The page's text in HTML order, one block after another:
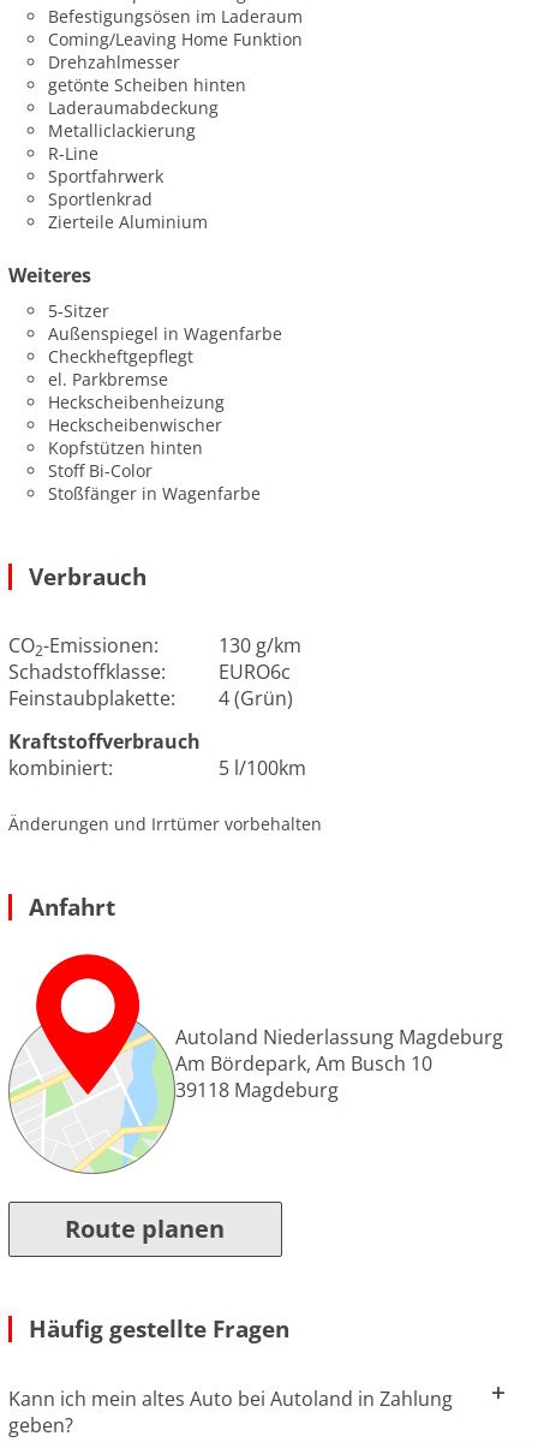
Befestigungsösen im Laderaum
Coming/Leaving Home Funktion
Drehzahlmesser
getönte Scheiben hinten
Laderaumabdeckung
Metalliclackierung
R-Line
Sportfahrwerk
Sportlenkrad
Zierteile Aluminium
Weiteres
5-Sitzer
Außenspiegel in Wagenfarbe
Checkheftgepflegt
el. Parkbremse
Heckscheibenheizung
Heckscheibenwischer
Kopfstützen hinten
Stoff Bi-Color
Stoßfänger in Wagenfarbe
Verbrauch
CO2-Emissionen:
130 g/km
Schadstoffklasse:
EURO6c
Feinstaubplakette:
4 (Grün)
Kraftstoffverbrauch
kombiniert:
5 l/100km
Änderungen und Irrtümer vorbehalten
Anfahrt
Autoland Niederlassung Magdeburg
Am Bördepark, Am Busch 10
39118 Magdeburg
Route planen
Häufig gestellte Fragen
Kann ich mein altes Auto bei Autoland in Zahlung
geben?